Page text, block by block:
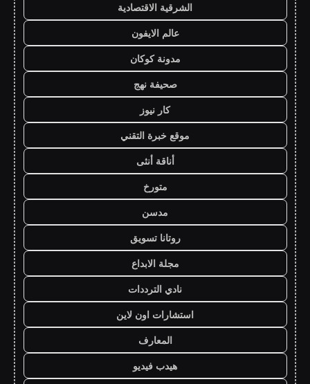
الشرقية الاقتصادية
عالم الايفون
مدونة كوكان
صحيفة نهج
كار نيوز
موقع خبرة التقني
أناقة أنثى
متورخ
مدسن
روتانا تسويق
مجلة الابداع
نادي الترددات
استشارات اون لاين
المعارف
هيدب فيديو